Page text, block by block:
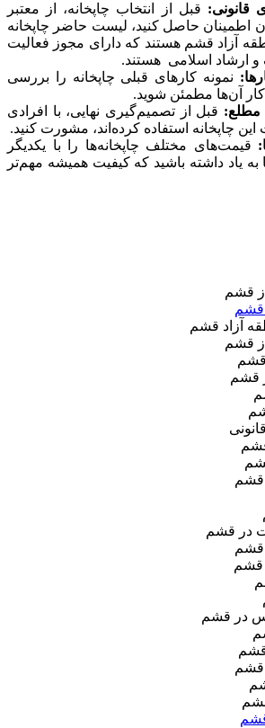
قانونی: قبل از انتخاب چاپخانه، از معتبر
اطمینان حاصل کنید، لیست حاضر چاپخانه
آزاد قشم هستند که دارای مجوز فعالیت
و ارشاد اسلامی هستند.
نمونه کارهای قبلی چاپخانه را بررسی
کار آن‌ها مطمئن شوید.
مطلع: قبل از تصمیم‌گیری نهایی، با افرادی
این چاپخانه استفاده کرده‌اند، مشورت کنید.
قیمت‌های مختلف چاپخانه‌ها را با یکدیگر
به یاد داشته باشید که کیفیت همیشه مهم‌تر
قشم
قشم
آزاد قشم
قشم
قشم
قشم
قشم
در قشم
قشم
قشم
در قشم
قشم
قشم